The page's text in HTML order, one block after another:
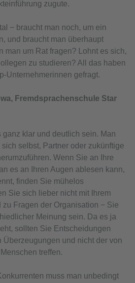
zugute.
− braucht man noch, um ein
und braucht man überhaupt
man um Rat fragen? Lohnt es sich,
zu studieren? All das haben
Unternehmerinnen gefragt.
Fremdsprachenschule Star
ganz klar und deutlich sein. Man
selbst, Partner oder zukünftige
Wenn Sie an Ihre
es an Ihren Augen ablesen kann,
finden Sie mühelos
Sie sich lieber nicht mit Ihrem
zu Fragen der Organisation − Sie
Meinung sein. Da es ja
sollten Sie Entscheidungen
Überzeugungen und nicht der von
treffen.
muss man unbedingt